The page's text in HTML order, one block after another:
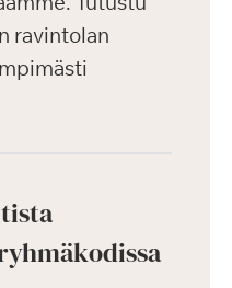
ravintolan